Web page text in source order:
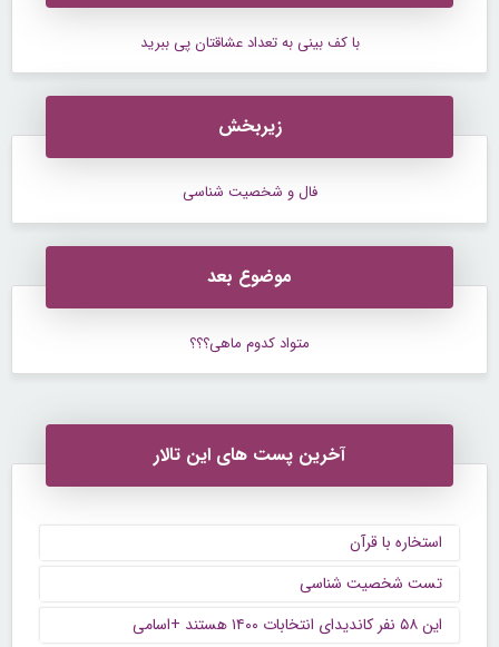
با کف بینی به تعداد عشاقتان پی ببرید
زیربخش
فال و شخصیت شناسی
موضوع بعد
متواد کدوم ماهی؟؟؟
آخرین پست های این تالار
استخاره با قرآن
تست شخصیت شناسی
این ۵۸ نفر کاندیدای انتخابات ۱۴۰۰ هستند +اسامی